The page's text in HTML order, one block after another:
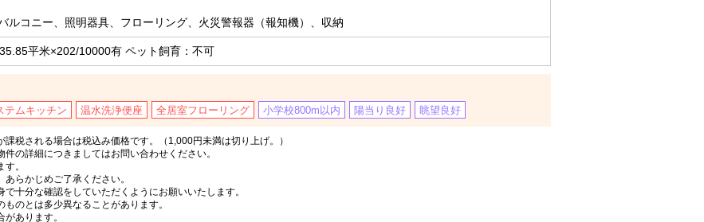
ルコニー、照明器具、フローリング、火災警報器（報知機）、収納
平米×202/10000有 ペット飼育：不可
テムキッチン 温水洗浄便座 全居室フローリング 小学校800m以内 陽当り良好 眺望良好
税される場合は税込み価格です。（1,000円未満は切り上げ。）
の詳細につきましてはお問い合わせください。
。
らかじめご了承ください。
十分な確認をしていただくようにお願いいたします。
のとは多少異なることがあります。
あります。